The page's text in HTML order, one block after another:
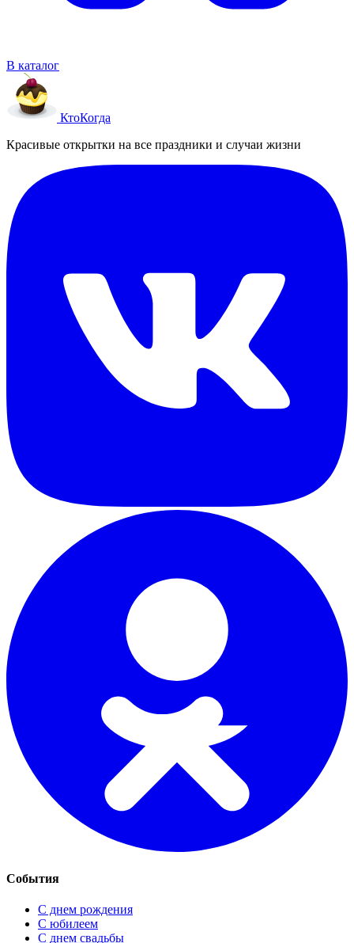
В каталог
КтоКогда
Красивые открытки на все праздники и случаи жизни
События
С днем рождения
С юбилеем
С днем свадьбы